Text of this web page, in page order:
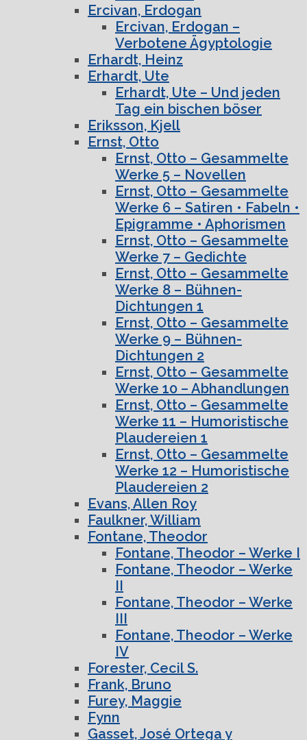
Ercivan, Erdogan
Ercivan, Erdogan –
Verbotene Ägyptologie
Erhardt, Heinz
Erhardt, Ute
Erhardt, Ute – Und jeden
Tag ein bischen böser
Eriksson, Kjell
Ernst, Otto
Ernst, Otto – Gesammelte
Werke 5 – Novellen
Ernst, Otto – Gesammelte
Werke 6 – Satiren • Fabeln •
Epigramme • Aphorismen
Ernst, Otto – Gesammelte
Werke 7 – Gedichte
Ernst, Otto – Gesammelte
Werke 8 – Bühnen-
Dichtungen 1
Ernst, Otto – Gesammelte
Werke 9 – Bühnen-
Dichtungen 2
Ernst, Otto – Gesammelte
Werke 10 – Abhandlungen
Ernst, Otto – Gesammelte
Werke 11 – Humoristische
Plaudereien 1
Ernst, Otto – Gesammelte
Werke 12 – Humoristische
Plaudereien 2
Evans, Allen Roy
Faulkner, William
Fontane, Theodor
Fontane, Theodor – Werke I
Fontane, Theodor – Werke
II
Fontane, Theodor – Werke
III
Fontane, Theodor – Werke
IV
Forester, Cecil S.
Frank, Bruno
Furey, Maggie
Fynn
Gasset, José Ortega y